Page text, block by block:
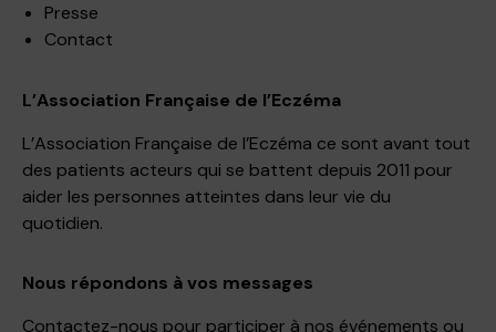
Presse
Contact
L’Association Française de l’Eczéma
L’Association Française de l’Eczéma ce sont avant tout
des patients acteurs qui se battent depuis 2011 pour
aider les personnes atteintes dans leur vie du
quotidien.
Nous répondons à vos messages
Contactez-nous pour participer à nos événements ou